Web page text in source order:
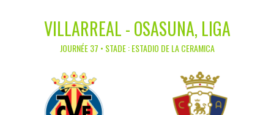
VILLARREAL - OSASUNA, LIGA
JOURNÉE 37 • STADE : ESTADIO DE LA CERAMICA